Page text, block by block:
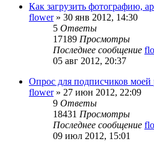
Как загрузить фотографию,
flower» 30 янв 2012, 14:30
5 Ответы
17189 Просмотры
Последнее сообщение
05 авг 2012, 20:37
Опрос для подписчиков моей
flower» 27 июн 2012, 22:09
9 Ответы
18431 Просмотры
Последнее сообщение
09 июл 2012, 15:01